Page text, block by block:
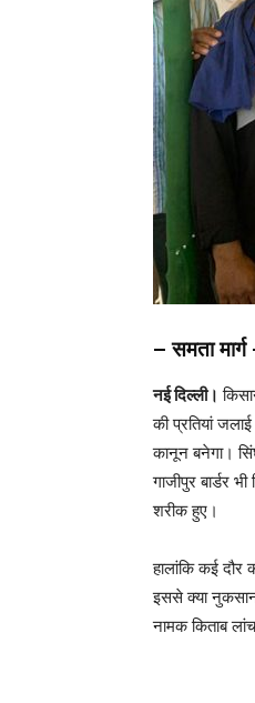
– समता मार्ग
नई दिल्ली।
की प्रतियां
कानून बनेगा।
गाजीपुर बार्डर
शरीक हुए।
हालांकि कई
इससे क्या नुकसान
नामक किताब